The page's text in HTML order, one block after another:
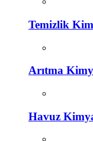
Temizlik
Arıtma
Havuz